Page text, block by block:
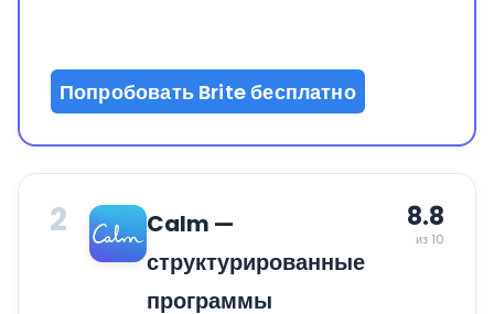
Попробовать Brite бесплатно
2
Calm —
структурированные
программы
8.8
из 10